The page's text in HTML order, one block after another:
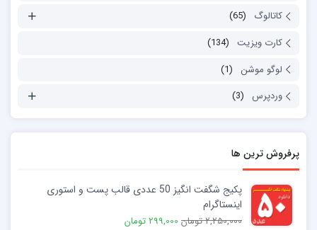
کاتالوگ
(65)
کارت ویزیت
(134)
لوگو موشن
(1)
وردپرس
(3)
پرفروش ترین ها
پکیج شگفت انگیز 50 عددی قالب پست و استوری
اینستاگرام
2,250,000 تومان 299,000 تومان